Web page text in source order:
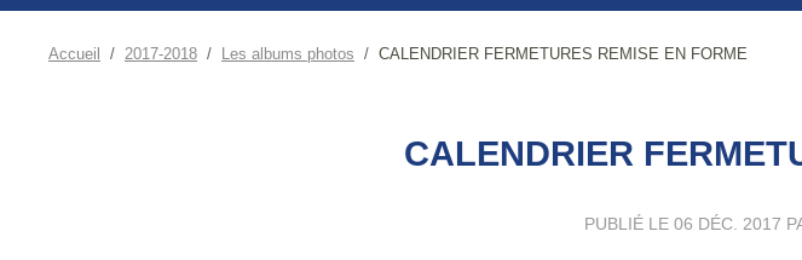
Accueil 2017-2018 Les albums photos CALENDRIER FERMETURES REMISE EN FORME
CALENDRIER
PUBLIÉ LE 06 DÉC. 2017